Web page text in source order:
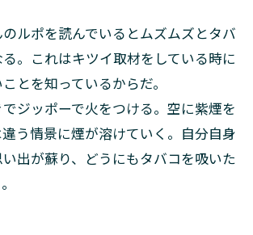
ルポを読んでいるとムズムズとタバ
。これはキツイ取材をしている時に
とを知っているからだ。
ジッポーで火をつける。空に紫煙を
う情景に煙が溶けていく。自分自身
出が蘇り、どうにもタバコを吸いた